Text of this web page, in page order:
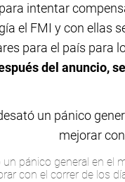
intentar
el FMI y con ellas
para el país para
del anuncio,
pánico general en el
con el correr de los